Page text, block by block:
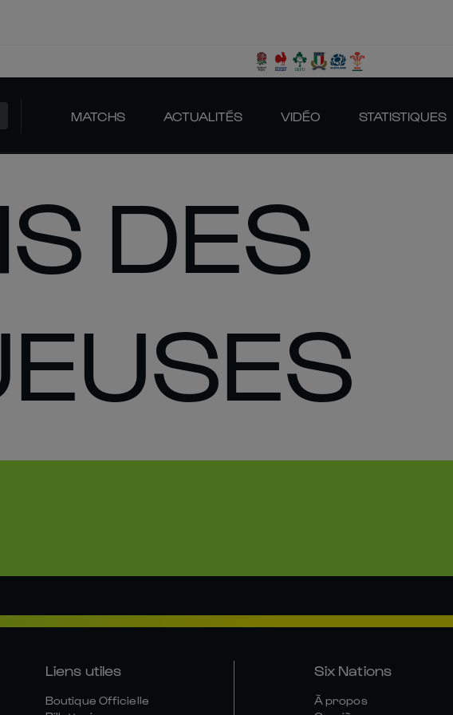
MATCHS ACTUALITÉS VIDÉO STATISTIQUES
DES
Liens utiles
Boutique Officielle
Six Nations
À propos